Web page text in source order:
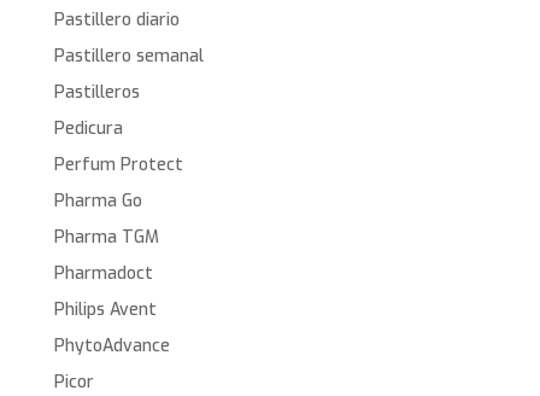
Pastillero diario
Pastillero semanal
Pastilleros
Pedicura
Perfum Protect
Pharma Go
Pharma TGM
Pharmadoct
Philips Avent
PhytoAdvance
Picor